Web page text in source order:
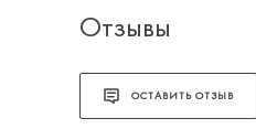
Отзывы
ОСТАВИТЬ ОТЗЫВ